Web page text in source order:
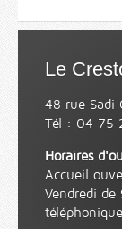
Le
48 rue Sadi
Tél : 04 75
Horaires
Accueil
Vendredi